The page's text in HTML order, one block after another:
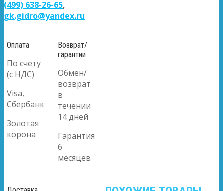
(499) 638-26-65,
gk.gidro@yandex.ru
Оплата
По счету
(с НДС)
Visa,
Сбербанк
Золотая
корона
Возврат/
гарантии
Обмен/
возврат
в
течении
14 дней
Гарантия
6
месяцев